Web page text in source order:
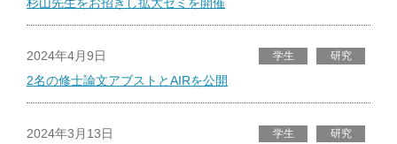
2024年4月9日 学生 研究
2名の修士論文アブストとAIRを公開
2024年3月13日 学生 研究